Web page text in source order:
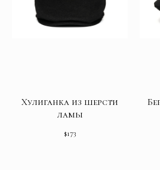
Хулиганка из шерсти
ламы
$173